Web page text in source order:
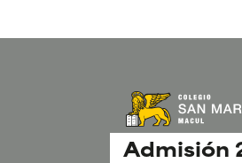
Admisión